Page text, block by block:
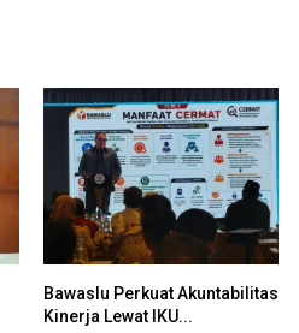
Bawaslu Perkuat Akuntabilitas
Kinerja Lewat IKU...